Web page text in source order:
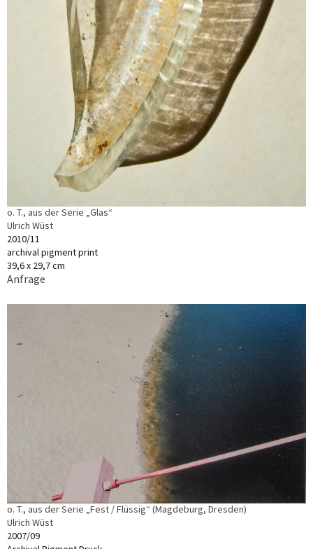
o. T., aus der Serie „Glas“
Ulrich Wüst
2010/11
archival pigment print
39,6 x 29,7 cm
Anfrage
o. T., aus der Serie „Fest / Flüssig“ (Magdeburg, Dresden)
Ulrich Wüst
2007/09